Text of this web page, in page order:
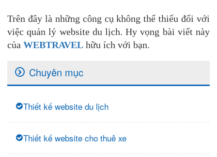
Trên đây là những công cụ không thể thiếu đối với
việc quản lý website du lịch. Hy vọng bài viết này
của WEBTRAVEL hữu ích với bạn.
Chuyên mục
Thiết kế website du lịch
Thiết kế website cho thuê xe